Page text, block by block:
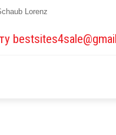
Lorenz